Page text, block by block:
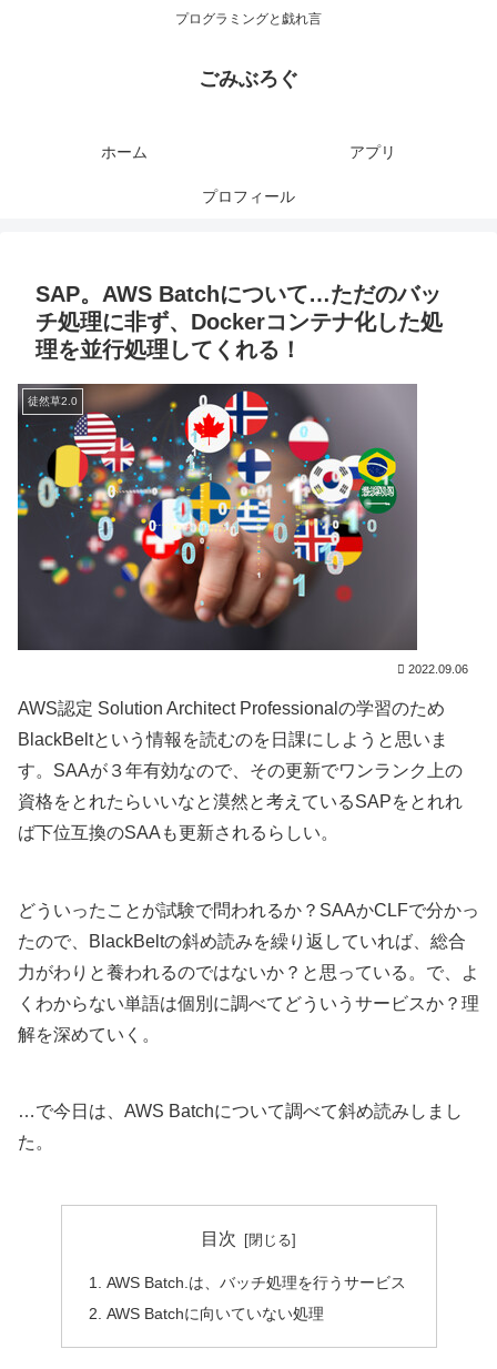
プログラミングと戯れ言
ごみぶろぐ
ホーム アプリ
プロフィール
SAP。AWS Batchについて…ただのバッ
チ処理に非ず、Dockerコンテナ化した処
理を並行処理してくれる！
徒然草2.0
2022.09.06
AWS認定 Solution Architect Professionalの学習のため
BlackBeltという情報を読むのを日課にしようと思いま
す。SAAが３年有効なので、その更新でワンランク上の
資格をとれたらいいなと漠然と考えているSAPをとれれ
ば下位互換のSAAも更新されるらしい。
どういったことが試験で問われるか？SAAかCLFで分かっ
たので、BlackBeltの斜め読みを繰り返していれば、総合
力がわりと養われるのではないか？と思っている。で、よ
くわからない単語は個別に調べてどういうサービスか？理
解を深めていく。
…で今日は、AWS Batchについて調べて斜め読みしまし
た。
目次
AWS Batch.は、バッチ処理を行うサービス
AWS Batchに向いていない処理